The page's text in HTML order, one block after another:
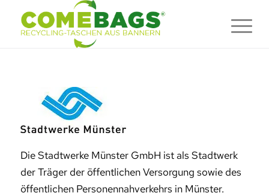
Die Stadtwerke Münster GmbH ist als Stadtwerk
der Träger der öffentlichen Versorgung sowie des
öffentlichen Personennahverkehrs in Münster.